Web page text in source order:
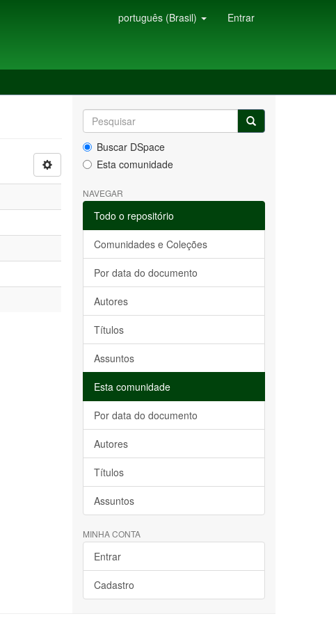
português (Brasil) Entrar
Buscar DSpace
Esta comunidade
NAVEGAR
Todo o repositório
Comunidades e Coleções
Por data do documento
Autores
Títulos
Assuntos
Esta comunidade
Por data do documento
Autores
Títulos
Assuntos
MINHA CONTA
Entrar
Cadastro